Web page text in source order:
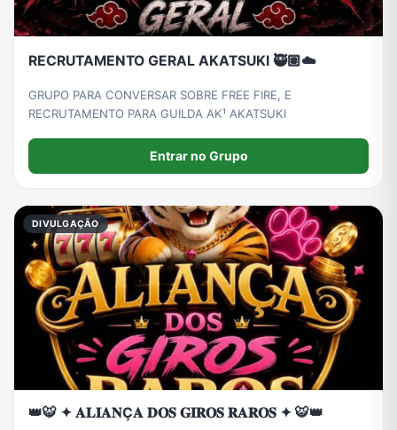
RECRUTAMENTO GERAL AKATSUKI 🥷🏽☁️
GRUPO PARA CONVERSAR SOBRE FREE FIRE, E
RECRUTAMENTO PARA GUILDA AK¹ AKATSUKI
Entrar no Grupo
DIVULGAÇÃO
👑🐯 ✦ 𝐀𝐋𝐈𝐀𝐍Ç𝐀 𝐃𝐎𝐒 𝐆𝐈𝐑𝐎𝐒 𝐑𝐀𝐑𝐎𝐒 ✦ 🐯👑